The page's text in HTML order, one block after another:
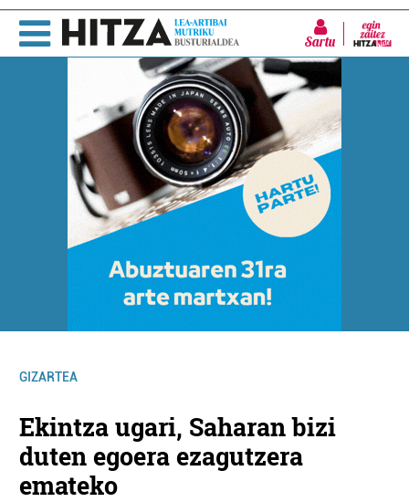
Sartu
GIZARTEA
Ekintza ugari, Saharan bizi
duten egoera ezagutzera
emateko